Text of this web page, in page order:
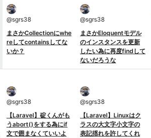
@sgrs38
まさかCollectionにwhe
reしてcontainsしてな
いか？
@sgrs38
まさかEloquentモデル
のインスタンスを更新
したい為に再度findして
ないだろうな
@sgrs38
【Laravel】碇くんがも
うabort()をする為にif
文で囲まなくていいよ
@sgrs38
【Laravel】Linuxはク
ラスの大文字小文字の
表記揺れを許してくれ